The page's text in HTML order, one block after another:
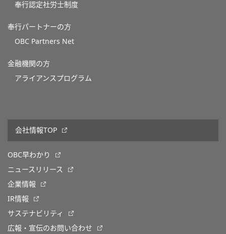
奉行認定社労士制度
奉行パートナーの方
OBC Partners Net
金融機関の方
アライアンスプログラム
会社情報TOP
OBC早わかり
ニュースリリース
企業情報
IR情報
サステナビリティ
広報・宣伝のお問い合わせ